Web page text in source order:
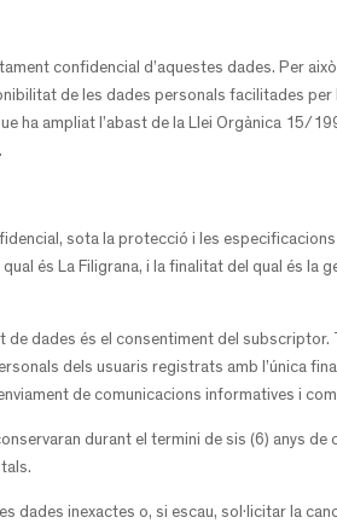
confidencial d’aquestes dades. Per
de les dades personals facilitades per
ha ampliat l’abast de la Llei Orgànica 15/
sota la protecció i les
és La Filigrana, i la finalitat del qual és
de dades és el consentiment del
dels usuaris registrats amb l’única
de comunicacions informatives i
durant el termini de sis (6) anys
dades inexactes o, si escau, sol·licitar la